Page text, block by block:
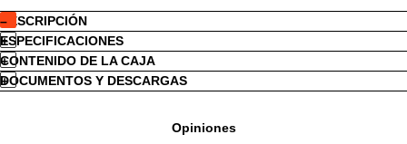
DESCRIPCIÓN
ESPECIFICACIONES
CONTENIDO DE LA CAJA
DOCUMENTOS Y DESCARGAS
Opiniones